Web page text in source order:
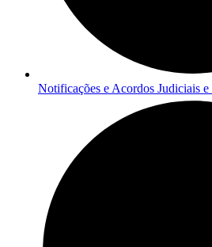
Notificações e Acordos Judiciais